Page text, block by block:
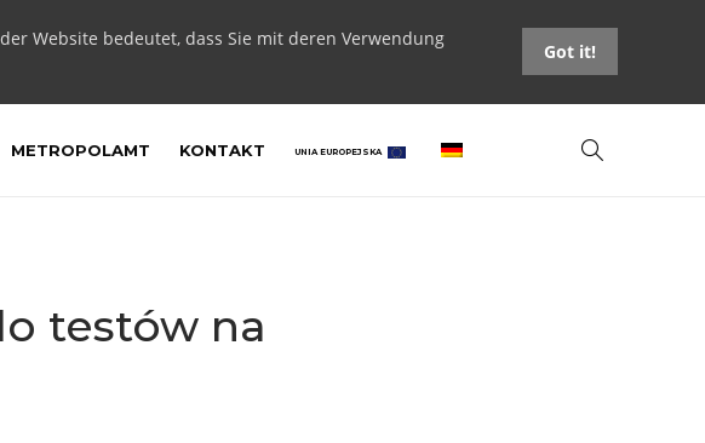
Website bedeutet, dass Sie mit deren Verwendung
Got it!
METROPOLAMT KONTAKT UNIA EUROPEJSKA
testów na